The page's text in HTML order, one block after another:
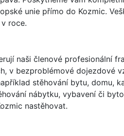
unie přímo do Kozmic.
roce.
naši členové profesionální
v bezproblémové dojezdové
stěhování bytu, domu,
nábytku, vybavení či
nastěhovat.